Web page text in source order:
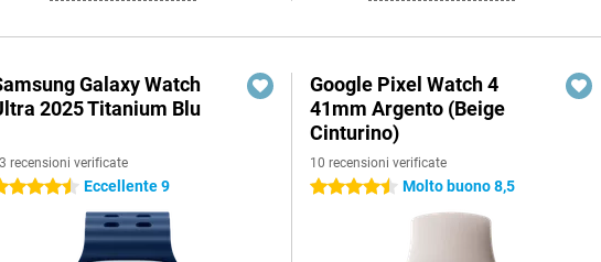
Galaxy Watch
2025 Titanium Blu
recensioni verificate
stelle Eccellente 9
Google Pixel Watch 4
41mm Argento (Beige
Cinturino)
10 recensioni verificate
4.5 stelle Molto buono 8,5